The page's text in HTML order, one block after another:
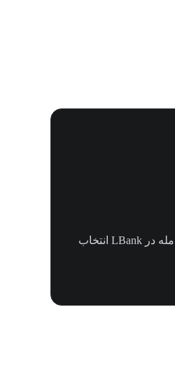
ارزهای دیجیتال را برای معامله در LBank انتخاب